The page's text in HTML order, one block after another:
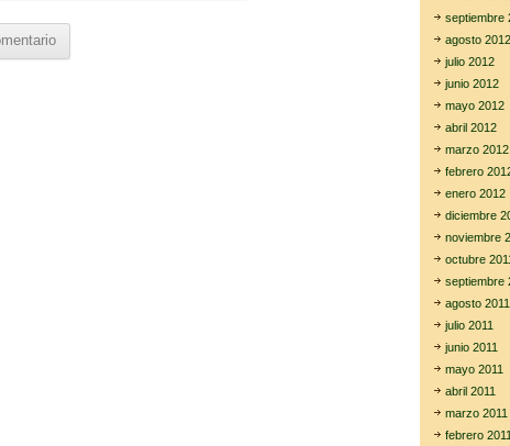
septiembre
agosto 2012
julio 2012
junio 2012
mayo 2012
abril 2012
marzo 2012
febrero
enero 2012
diciembre
noviembre
octubre
septiembre
agosto 2011
julio 2011
junio 2011
mayo 2011
abril 2011
marzo 2011
febrero 2011